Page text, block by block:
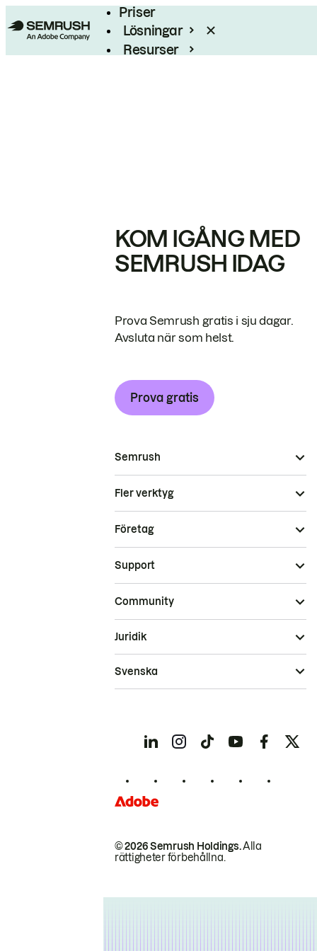
Priser
Lösningar
Resurser
KOM IGÅNG MED
SEMRUSH IDAG
Prova Semrush gratis i sju dagar.
Avsluta när som helst.
Prova gratis
Semrush
Fler verktyg
Företag
Support
Community
© 2026 Semrush Holdings.Alla
rättigheter förbehållna.
Juridik
Svenska